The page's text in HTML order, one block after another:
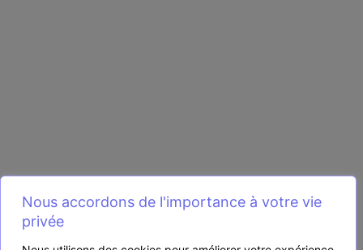
Nous accordons de l'importance à votre vie
privée